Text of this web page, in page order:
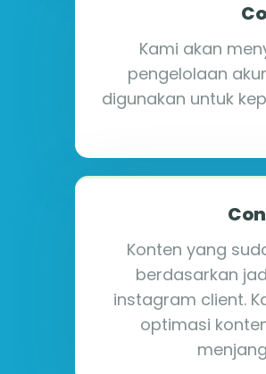
Kami akan
pengelolaan
digunakan untuk
Konten yang
berdasarkan
instagram client.
optimasi